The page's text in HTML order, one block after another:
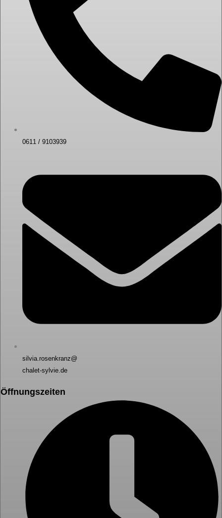
0611 / 9103939
silvia.rosenkranz@
chalet-sylvie.de
Öffnungszeiten